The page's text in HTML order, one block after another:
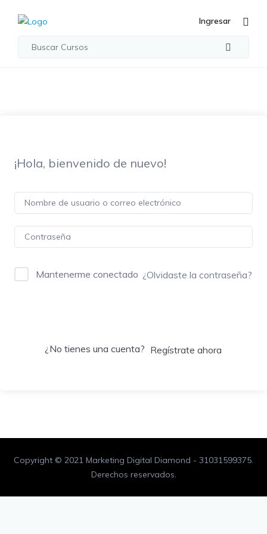
Ingresar
¡Hola, bienvenido de nuevo!
Mantenerme conectado ¿Olvidaste la contraseña?
¿No tienes una cuenta? Regístrate ahora
Copyright © 2021 Marketing Digital Diamond - 31031599375.
Derechos reservados.